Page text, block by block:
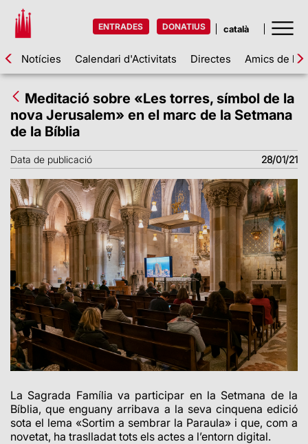
ENTRADES DONATIUS
Notícies Calendari d'Activitats Directes Amics de la
Meditació sobre «Les torres, símbol de la
nova Jerusalem» en el marc de la Setmana
de la Bíblia
Data de publicació 28/01/21
La Sagrada Família va participar en la Setmana de la
Bíblia, que enguany arribava a la seva cinquena edició
sota el lema «Sortim a sembrar la Paraula» i que, com a
novetat, ha traslladat tots els actes a l’entorn digital.